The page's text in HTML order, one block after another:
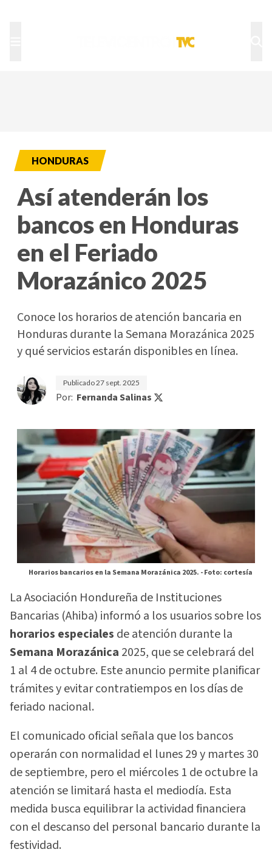
HONDURAS
Así atenderán los
bancos en Honduras
en el Feriado
Morazánico 2025
Conoce los horarios de atención bancaria en
Honduras durante la Semana Morazánica 2025
y qué servicios estarán disponibles en línea.
Publicado27 sept. 2025
Por: Fernanda Salinas
Horarios bancarios en la Semana Morazánica 2025. -Foto: cortesía
La Asociación Hondureña de Instituciones
Bancarias (Ahiba) informó a los usuarios sobre los
horarios especiales de atención durante la
Semana Morazánica 2025, que se celebrará del
1 al 4 de octubre. Este anuncio permite planificar
trámites y evitar contratiempos en los días de
feriado nacional.
El comunicado oficial señala que los bancos
operarán con normalidad el lunes 29 y martes 30
de septiembre, pero el miércoles 1 de octubre la
atención se limitará hasta el mediodía. Esta
medida busca equilibrar la actividad financiera
con el descanso del personal bancario durante la
festividad.